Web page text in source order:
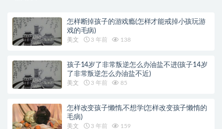
怎样断掉孩子的游戏瘾(怎样才能戒掉小孩玩游
戏的毛病)
美文 3 年前 138
孩子14岁了非常叛逆怎么办油盐不进(孩子14岁
了非常叛逆怎么办油盐不近)
美文 3 年前 85
怎样改变孩子懒惰,不想学(怎样改变孩子懒惰的
毛病)
美文 3 年前 159